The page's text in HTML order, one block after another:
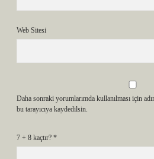
Web Sitesi
Daha sonraki yorumlarımda kullanılması için
bu tarayıcıya kaydedilsin.
7 + 8 kaçtır? *